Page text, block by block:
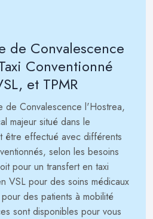
de Convalescence
Conventionné
et TPMR
de Convalescence l'Hostrea,
majeur situé dans le
être effectué avec différents
selon les besoins
pour un transfert en taxi
VSL pour des soins médicaux
des patients à mobilité
sont disponibles pour vous